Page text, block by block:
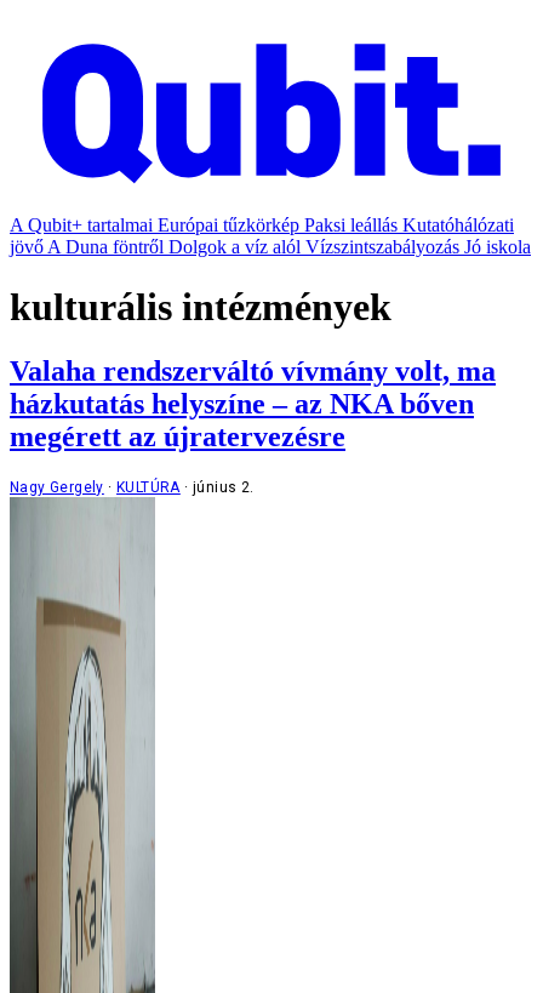
A Qubit+ tartalmai Európai tűzkörkép Paksi leállás Kutatóhálózati
jövő A Duna föntről Dolgok a víz alól Vízszintszabályozás Jó iskola
kulturális intézmények
Valaha rendszerváltó vívmány volt, ma
házkutatás helyszíne – az NKA bőven
megérett az újratervezésre
Nagy Gergely KULTÚRA június 2.